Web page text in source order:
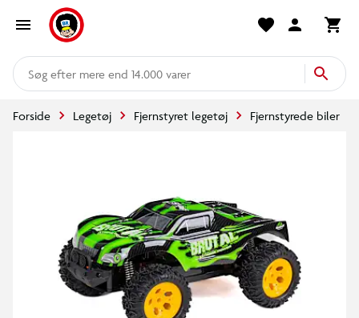
mere end 14.000 varer
Forside Legetøj Fjernstyret legetøj Fjernstyrede biler